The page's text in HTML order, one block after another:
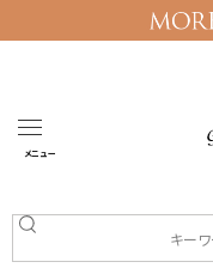
メニュー